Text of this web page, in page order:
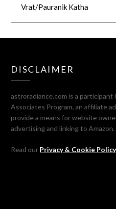
Vrat/Pauranik Katha
DISCLAIMER
astroradiance.com is a participant
Associates Program, an affiliate
provide a means for website
advertising and linking to Amazon.
Read our Privacy & Cookie Policy